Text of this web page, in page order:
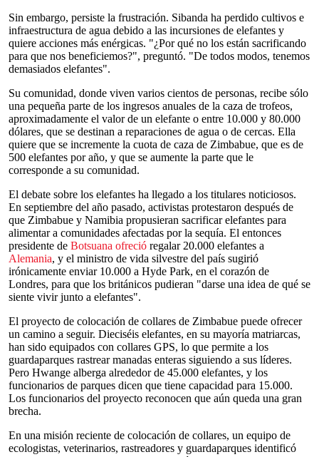
Sin embargo, persiste la frustración. Sibanda ha perdido cultivos e
infraestructura de agua debido a las incursiones de elefantes y
quiere acciones más enérgicas. "¿Por qué no los están sacrificando
para que nos beneficiemos?", preguntó. "De todos modos, tenemos
demasiados elefantes".
Su comunidad, donde viven varios cientos de personas, recibe sólo
una pequeña parte de los ingresos anuales de la caza de trofeos,
aproximadamente el valor de un elefante o entre 10.000 y 80.000
dólares, que se destinan a reparaciones de agua o de cercas. Ella
quiere que se incremente la cuota de caza de Zimbabue, que es de
500 elefantes por año, y que se aumente la parte que le
corresponde a su comunidad.
El debate sobre los elefantes ha llegado a los titulares noticiosos.
En septiembre del año pasado, activistas protestaron después de
que Zimbabue y Namibia propusieran sacrificar elefantes para
alimentar a comunidades afectadas por la sequía. El entonces
presidente de Botsuana ofreció regalar 20.000 elefantes a
Alemania, y el ministro de vida silvestre del país sugirió
irónicamente enviar 10.000 a Hyde Park, en el corazón de
Londres, para que los británicos pudieran "darse una idea de qué se
siente vivir junto a elefantes".
El proyecto de colocación de collares de Zimbabue puede ofrecer
un camino a seguir. Dieciséis elefantes, en su mayoría matriarcas,
han sido equipados con collares GPS, lo que permite a los
guardaparques rastrear manadas enteras siguiendo a sus líderes.
Pero Hwange alberga alrededor de 45.000 elefantes, y los
funcionarios de parques dicen que tiene capacidad para 15.000.
Los funcionarios del proyecto reconocen que aún queda una gran
brecha.
En una misión reciente de colocación de collares, un equipo de
ecologistas, veterinarios, rastreadores y guardaparques identificó